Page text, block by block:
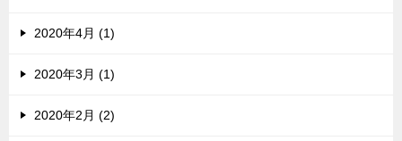
2020年4月 (1)
2020年3月 (1)
2020年2月 (2)